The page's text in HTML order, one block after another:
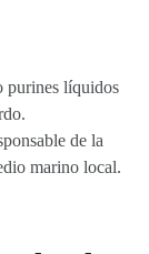
purines líquidos
de la
marino local.